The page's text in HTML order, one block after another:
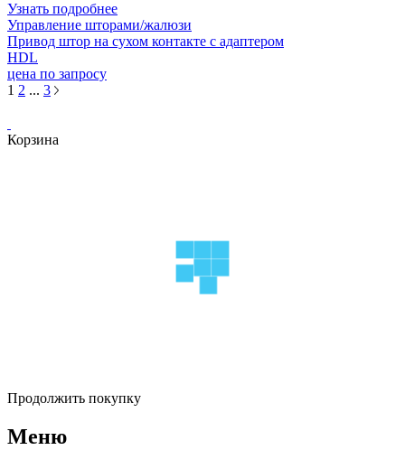
Узнать подробнее
Управление шторами/жалюзи
Привод штор на сухом контакте с адаптером
HDL
цена по запросу
1 2 ... 3
Корзина
Продолжить покупку
Меню